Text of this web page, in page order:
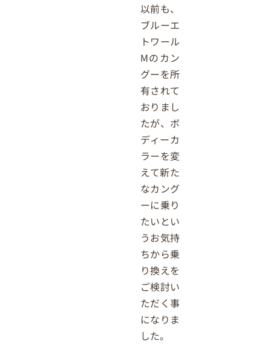
以前も、
ブルーエ
トワール
Mのカン
グーを所
有されて
おりまし
たが、ボ
ディーカ
ラーを変
えて新た
なカング
ーに乗り
たいとい
うお気持
ちから乗
り換えを
ご検討い
ただく事
になりま
した。